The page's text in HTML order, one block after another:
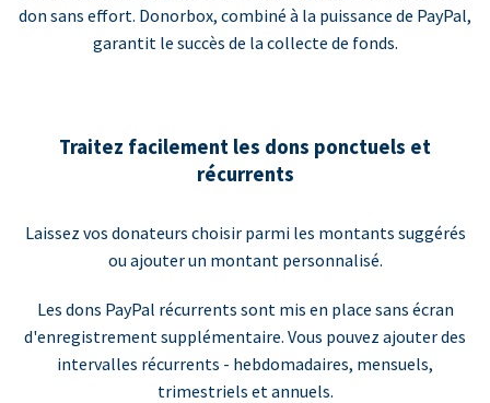
don sans effort. Donorbox, combiné à la puissance de PayPal,
garantit le succès de la collecte de fonds.
Traitez facilement les dons ponctuels et
récurrents
Laissez vos donateurs choisir parmi les montants suggérés
ou ajouter un montant personnalisé.
Les dons PayPal récurrents sont mis en place sans écran
d'enregistrement supplémentaire. Vous pouvez ajouter des
intervalles récurrents - hebdomadaires, mensuels,
trimestriels et annuels.